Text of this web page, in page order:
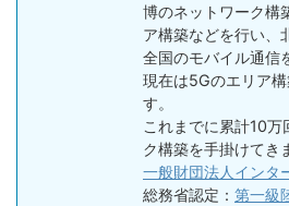
博のネットワーク構
ア構築などを行い、
全国のモバイル通信
現在は5Gのエリア
す。
これまでに累計10万
ク構築を手掛けてき
一般財団法人インタ
総務省認定： 第一級